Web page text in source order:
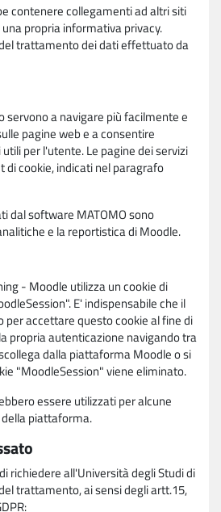
contenere collegamenti ad altri siti
propria informativa privacy.
trattamento dei dati effettuato da
servono a navigare più facilmente e
pagine web e a consentire
per l'utente. Le pagine dei servizi
di cookie, indicati nel paragrafo
dal software MATOMO sono
e la reportistica di Moodle.
- Moodle utilizza un cookie di
E' indispensabile che il
per accettare questo cookie al fine di
propria autenticazione navigando tra
dalla piattaforma Moodle o si
"MoodleSession" viene eliminato.
essere utilizzati per alcune
piattaforma.
richiedere all'Università degli Studi di
trattamento, ai sensi degli artt.15,